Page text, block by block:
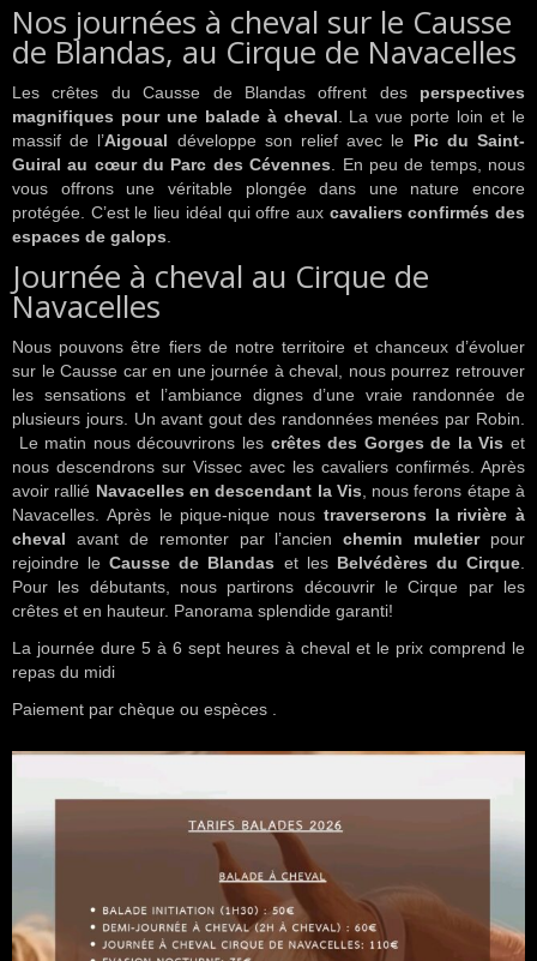
Nos journées à cheval sur le Causse
de Blandas, au Cirque de Navacelles
Les crêtes du Causse de Blandas offrent des perspectives
magnifiques pour une balade à cheval . La vue porte loin et le
massif de l’Aigoual développe son relief avec le Pic du Saint-
Guiral au cœur du Parc des Cévennes . En peu de temps, nous
vous offrons une véritable plongée dans une nature encore
protégée. C’est le lieu idéal qui offre aux cavaliers confirmés des
espaces de galops
Journée à cheval au Cirque de
Navacelles
Nous pouvons être fiers de notre territoire et chanceux d’évoluer
sur le Causse car en une journée à cheval, nous pourrez retrouver
les sensations et l’ambiance dignes d’une vraie randonnée de
plusieurs jours. Un avant gout des randonnées menées par Robin.
Le matin nous découvrirons les crêtes des Gorges de la Vis et
nous descendrons sur Vissec avec les cavaliers confirmés. Après
avoir rallié Navacelles en descendant la Vis , nous ferons étape à
Navacelles. Après le pique-nique nous traverserons la rivière à
cheval avant de remonter par l’ancienchemin muletierpour
rejoindre leCausse de Blandas et les Belvédères du Cirque
Pour les débutants, nous partirons découvrir le Cirque par les
crêtes et en hauteur. Panorama splendide garanti!
La journée dure 5 à 6 sept heures à cheval et le prix comprend le
repas du midi
Paiement par chèque ou espèces .